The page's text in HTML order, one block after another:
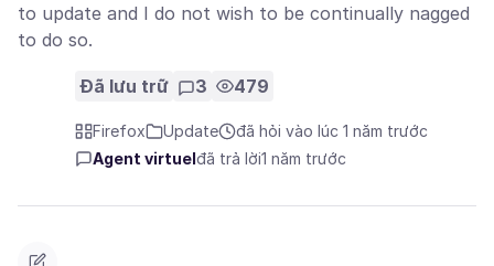
to update and I do not wish to be continually nagged
to do so.
Đã lưu trữ 3 479
Firefox Update
đã hỏi vào lúc 1 năm trước
Agent virtuel đã trả lời1 năm trước